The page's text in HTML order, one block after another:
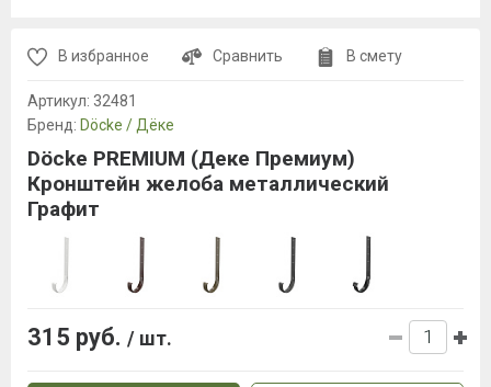
В избранное Сравнить В смету
Артикул: 32481
Бренд: Döcke / Дёке
Döcke PREMIUM (Деке Премиум)
Кронштейн желоба металлический
Графит
315 руб. / шт.